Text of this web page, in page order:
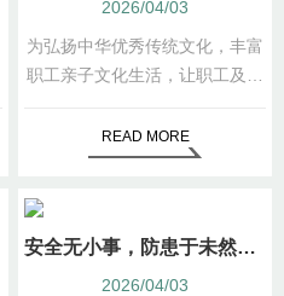
2026/04/03
为弘扬中华优秀传统文化，丰富
职工亲子文化生活，让职工及家
遗产 —— 香山帮传统建筑营造
技艺的独特魅力。
READ MORE
安全无小事，防患于未然——苏州园林集团多场景安全提示
2026/04/03